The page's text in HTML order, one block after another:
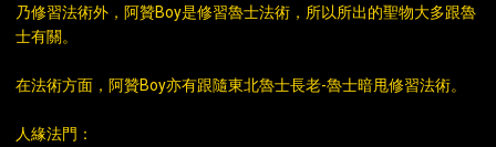
乃修習法術外，阿贊Boy是修習魯士法術，所以所出的聖物大多跟魯
士有關。
在法術方面，阿贊Boy亦有跟隨東北魯士長老-魯士暗甩修習法術。
人緣法門：